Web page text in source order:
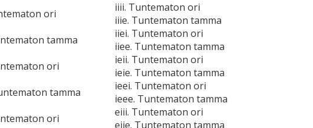
ori
iiii. Tuntematon ori
iiie. Tuntematon tamma
tamma
iiei. Tuntematon ori
iiee. Tuntematon tamma
ori
ieii. Tuntematon ori
ieie. Tuntematon tamma
tamma
ieei. Tuntematon ori
ieee. Tuntematon tamma
ori
eiii. Tuntematon ori
eiie. Tuntematon tamma